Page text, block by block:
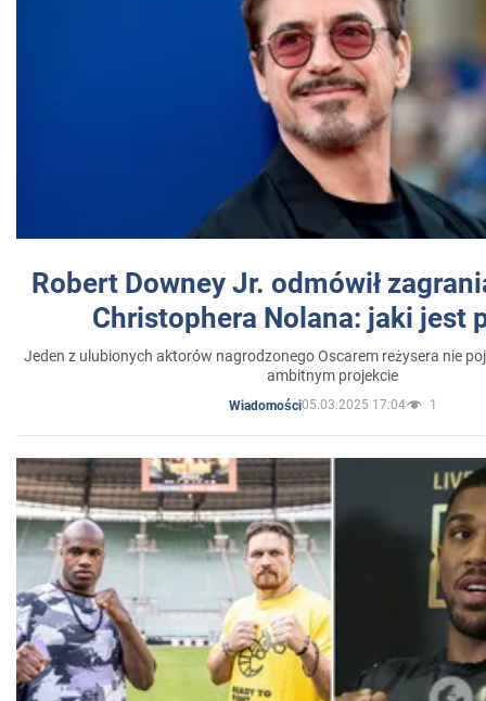
Robert Downey Jr. odmówił
Christophera Nolana: jaki jest
Jeden z ulubionych aktorów nagrodzonego Oscarem reżysera nie
ambitnym projekcie
Wiadomości05.03.2025 17:04 1